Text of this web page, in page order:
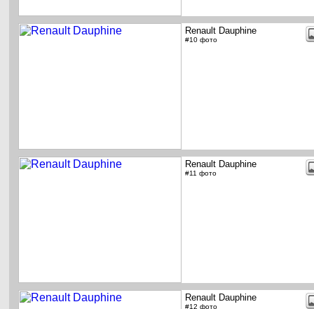
Renault Dauphine
#10 фото
Renault Dauphine
#11 фото
Renault Dauphine
#12 фото